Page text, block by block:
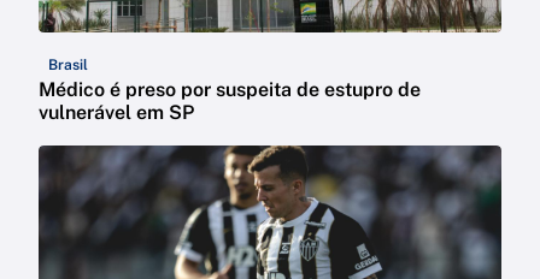
Brasil
Médico é preso por suspeita de estupro de
vulnerável em SP